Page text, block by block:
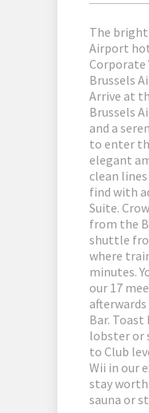
The bright
Airport
Corporate
Brussels
Arrive at
Brussels
and a
to enter
elegant
clean
find with
Suite.
from the
shuttle
where
minutes.
our 17
Bar. Toast
lobster or
to Club
Wii in our
stay
sauna or